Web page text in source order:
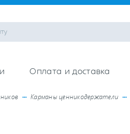
Оплата и доставка
Карманы ценникодержатели